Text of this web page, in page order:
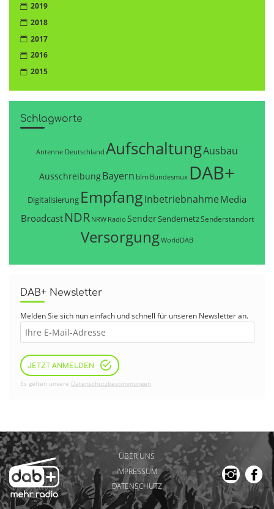
2019
2018
2017
2016
2015
Schlagworte
Antenne Deutschland AufschaltungAusbau
AusschreibungBayern blm Bundesmux DAB+
Digitalisierung EmpfangInbetriebnahme Media
Broadcast NDR NRW Radio SenderSendernetzSenderstandort
VersorgungWorldDAB
DAB+ Newsletter
Melden Sie sich nun einfach und schnell für unseren Newsletter an.
JETZT ANMELDEN
Es gelten unsere Datenschutzbestimmungen.
ÜBER UNS
IMPRESSUM
DATENSCHUTZ